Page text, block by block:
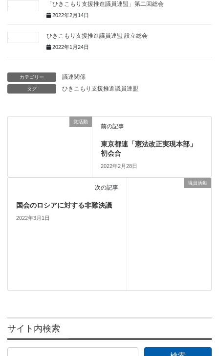
「ひきこもり支援推進議員連盟」第二回総会
2022年2月14日
ひきこもり支援推進議員連盟 設立総会
2022年1月24日
カテゴリー 議連関係
タグ ひきこもり支援推進議員連盟
党活動
前の記事
東京都連「憲法改正実現本部」
初会合
2022年2月28日
議員活動
次の記事
国会のロシアに対する非難決議
2022年3月1日
サイト内検索